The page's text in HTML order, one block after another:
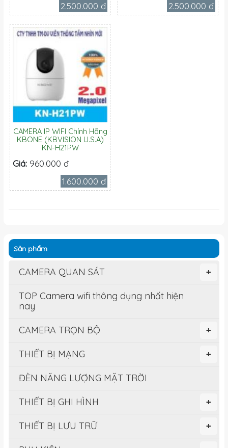
2.500.000 đ
2.500.000 đ
CAMERA IP WIFI Chính Hãng
KBONE (KBVISION U.S.A)
KN-H21PW
Giá: 960.000 đ
1.600.000 đ
Sản phẩm
+
CAMERA QUAN SÁT
TOP Camera wifi thông dụng nhất hiện
nay
+
CAMERA TRỌN BỘ
+
THIẾT BỊ MẠNG
ĐÈN NĂNG LƯỢNG MẶT TRỜI
+
THIẾT BỊ GHI HÌNH
+
THIẾT BỊ LƯU TRỮ